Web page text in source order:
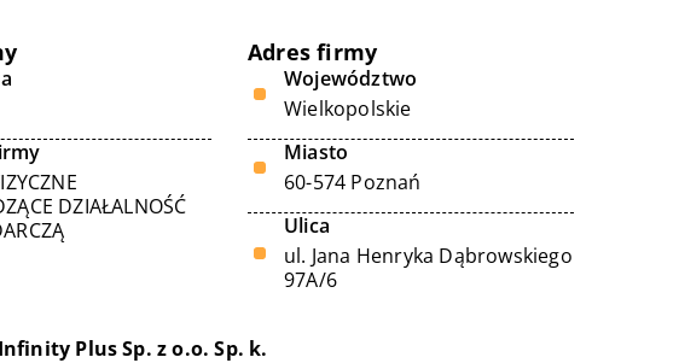
DZIAŁALNOŚĆ
Adres firmy
Województwo
Wielkopolskie
Miasto
60-574 Poznań
Ulica
ul. Jana Henryka Dąbrowskiego
97A/6
Infinity Plus Sp. z o.o. Sp. k.